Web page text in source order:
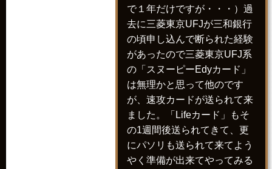
で１年だけですが・・・）過
去に三菱東京UFJが三和銀行
の頃申し込んで断られた経験
があったので三菱東京UFJ系
の「スヌーピーEdyカード」
は無理かと思って他のです
が、速攻カードが送られて来
ました。「Lifeカード」もそ
の1週間後送られてきて、更
にパソリも送られて来てよう
やく準備が出来てやってみる